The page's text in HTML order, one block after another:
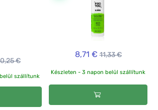
€
szállítunk
8,71 € 11,33 €
Készleten - 3 napon belül szállítunk